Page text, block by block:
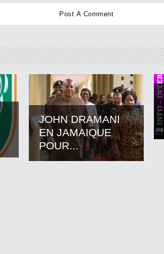
JOHN DRAMANI
EN JAMAIQUE
POUR...